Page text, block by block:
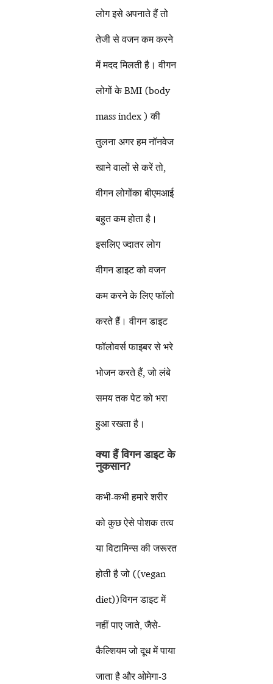
लोग इसे अपनाते हैं तो
तेजी से वजन कम करने
में मदद मिलती है। वीगन
लोगों के BMI (body
mass index ) की
तुलना अगर हम नॉनवेज
खाने वालों से करें तो,
वीगन लोगोंका बीएमआई
बहुत कम होता है।
इसलिए ज्दातर लोग
वीगन डाइट को वजन
कम करने के लिए फॉलो
करते हैं। वीगन डाइट
फॉलोवर्स फाइबर से भरे
भोजन करते हैं, जो लंबे
समय तक पेट को भरा
हुआ रखता है।
क्या हैं विगन डाइट के
नुकसान?
कभी-कभी हमारे शरीर
को कुछ ऐसे पोशक तत्व
या विटामिन्स की जरूरत
होती है जो ((vegan
diet))विगन डाइट में
नहीं पाए जाते, जैसे-
कैल्शियम जो दूध में पाया
जाता है और ओमेगा-3